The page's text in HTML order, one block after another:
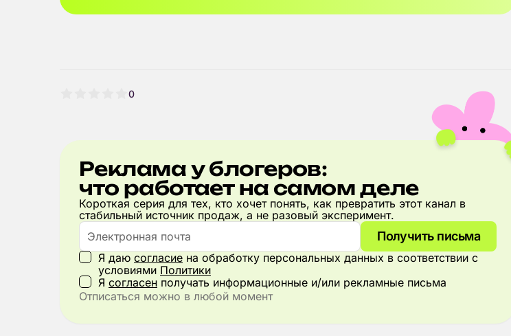
0
Реклама у блогеров:
что работает на самом деле
Короткая серия для тех, кто хочет понять, как превратить этот канал в
стабильный источник продаж, а не разовый эксперимент.
Получить письма
Я даю согласие на обработку персональных данных в соответствии с
условиями Политики
Я согласен получать информационные и/или рекламные письма
Отписаться можно в любой момент